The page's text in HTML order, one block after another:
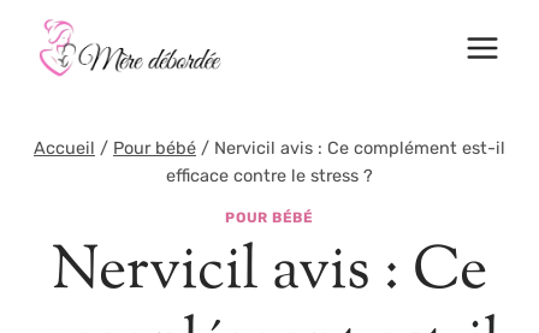
contenu
Accueil / Pour bébé / Nervicil avis : Ce complément est-il
efficace contre le stress ?
POUR BÉBÉ
Nervicil avis : Ce